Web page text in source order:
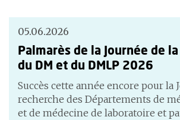
05.06.2026
Palmarès de la Journée de
du DM et du DMLP 2026
Succès cette année encore pour la
recherche des Départements de
et de médecine de laboratoire et